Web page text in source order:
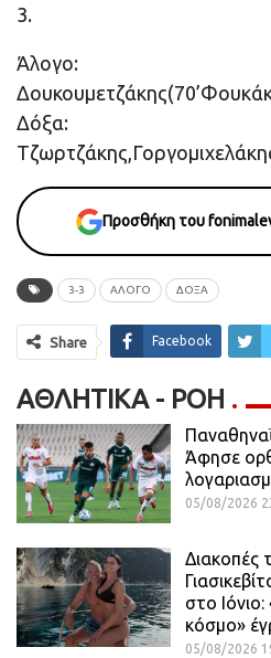
3.
Άλογο:
Δόξα:
Προσθήκη του
3-3 ΆΛΟΓΟ ΔΌΞΑ
Share Facebook
ΑΘΛΗΤΙΚΆ - ΡΟΗ
Άφησε
05/08/2026
Διακοπές
στο
κόσμο»
05/08/2026